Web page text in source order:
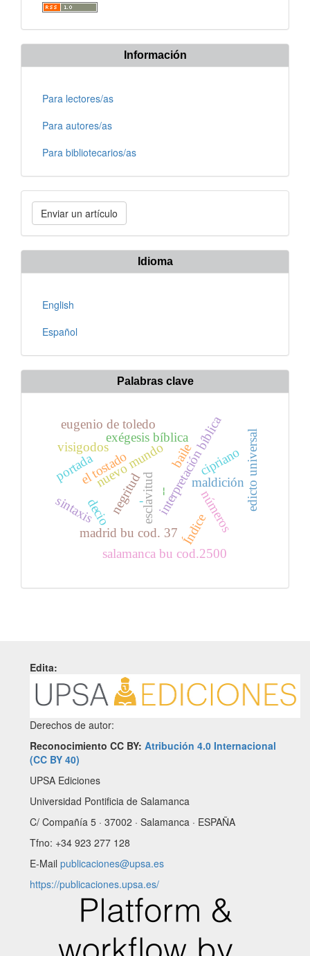
Información
Para lectores/as
Para autores/as
Para bibliotecarios/as
Enviar
un
artículo
Enviar un artículo
Idioma
English
Español
Palabras clave
--
-
Índice
esclavitudinterpretación bíblica
maldición
negritud
nuevo mundo
madrid bu cod. 37
salamanca bu cod.2500
el tostado
números
exégesis bíblica
eugenio de toledo
visigodos
cipriano
decio
edicto universal
portada
sintaxis
baile
Edita:
Derechos de autor:
Reconocimiento CC BY: Atribución 4.0 Internacional
(CC BY 40)
UPSA Ediciones
Universidad Pontificia de Salamanca
C/ Compañía 5 · 37002 · Salamanca · ESPAÑA
Tfno: +34 923 277 128
E-Mail publicaciones@upsa.es
https://publicaciones.upsa.es/